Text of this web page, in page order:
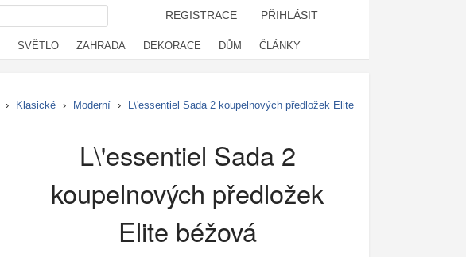
REGISTRACE PŘIHLÁSIT
SVĚTLO ZAHRADA DEKORACE DŮM ČLÁNKY
› Klasické › Moderní ›
L\'essentiel Sada 2 koupelnových předložek Elite
L\'essentiel Sada 2
koupelnových předložek
Elite béžová